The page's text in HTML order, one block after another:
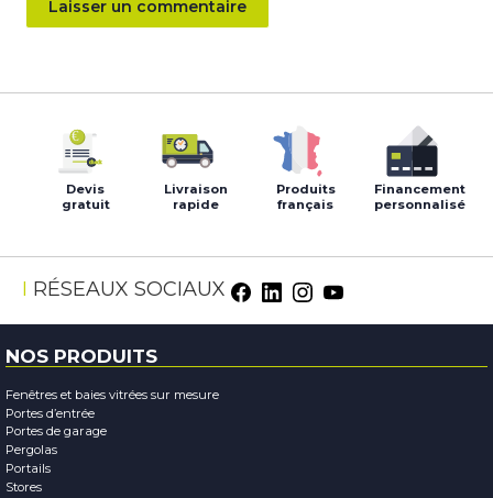
Devis
gratuit
Livraison
rapide
Produits
français
Financement
personnalisé
RÉSEAUX SOCIAUX
NOS PRODUITS
Fenêtres et baies vitrées sur mesure
Portes d’entrée
Portes de garage
Pergolas
Portails
Stores